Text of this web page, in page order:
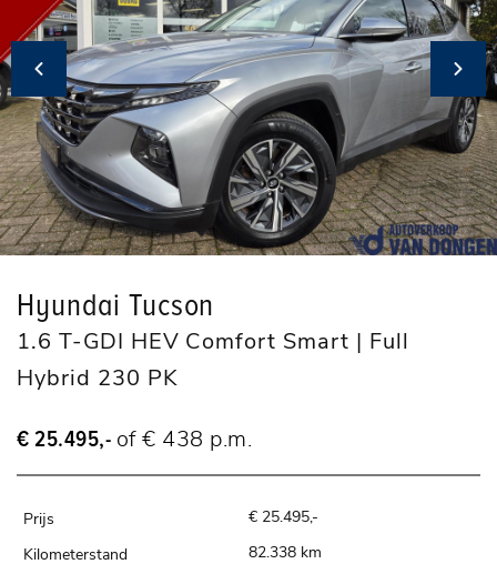
Hyundai Tucson
1.6 T-GDI HEV Comfort Smart | Full
Hybrid 230 PK
€ 25.495,- of € 438 p.m.
€ 25.495,-
82.338 km